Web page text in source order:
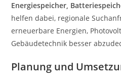
Energiespeicher,
helfen dabei, regionale
erneuerbare Energien,
Gebäudetechnik besser
Planung und